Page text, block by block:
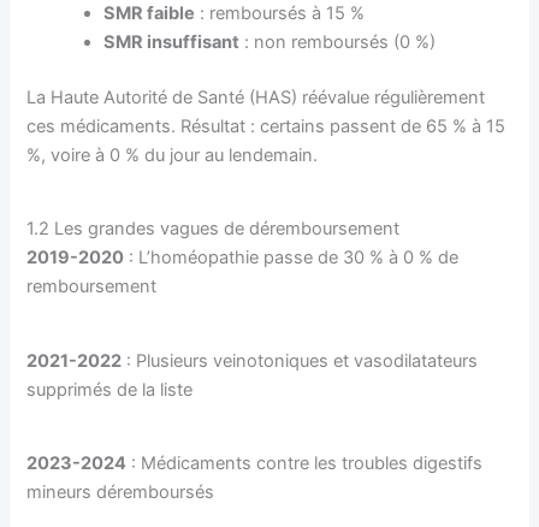
SMR faible : remboursés à 15 %
SMR insuffisant : non remboursés (0 %)
La Haute Autorité de Santé (HAS) réévalue régulièrement
ces médicaments. Résultat : certains passent de 65 % à 15
%, voire à 0 % du jour au lendemain.
1.2 Les grandes vagues de déremboursement
2019-2020 : L’homéopathie passe de 30 % à 0 % de
remboursement
2021-2022 : Plusieurs veinotoniques et vasodilatateurs
supprimés de la liste
2023-2024 : Médicaments contre les troubles digestifs
mineurs déremboursés